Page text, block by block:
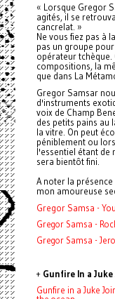
« Lorsque Gregor
agités, il se
cancrelat. »
Ne vous fiez pas à
pas un groupe
opérateur
compositions, la
que dans La
GregorSamsar
d'instruments
voix de Champ
des petits pains au
la vitre. On peut
péniblement ou
l'essentiel étant de
sera bientôt fini.
A noter la
mon amoureuse
Gregor Samsa -
Gregor Samsa -
Gregor Samsa -
+ Gunfire In a
Gunfire in a Juke